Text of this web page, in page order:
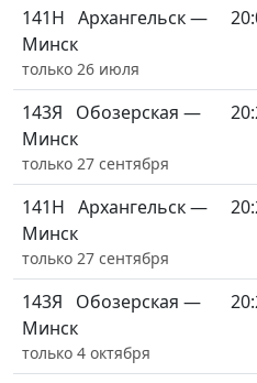
141Н Архангельск —
Минск
только 26 июля
143Я
Обозерская —
Минск
только 27 сентября
141Н Архангельск —
Минск
только 27 сентября
143Я
Обозерская —
Минск
только 4 октября